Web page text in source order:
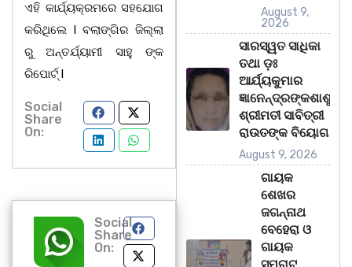
ଏହି କାର୍ଯ୍ୟକ୍ରମରେ ସହଯୋଗ
କରିଥିଲେ l ବଲାଙ୍ଗିର ଜିଲ୍ଲା
ରୁ ଅନ୍ତର୍ଯ୍ୟାମୀ ସାହୁ ଙ୍କ
ରିପୋର୍ଟ୍ l
Social
Share
On:
Social
Share
On:
August 9,
2026
ସାରସ୍ୱତ ସାଧିକା
ତଥା ଡ଼ଃ
ଆର୍ଯ୍ୟକୁମାର
ଜ୍ଞାନେନ୍ଦ୍ରଙ୍କଶାଶୁ
ଶ୍ରୀମତୀ ସାବିତ୍ରୀ
ରାଉତଙ୍କ ବିୟୋଗ
August 9, 2026
ଗାୟକ
ଶେଖର
ଜଗନ୍ନାଥ
ବେହେରା ଓ
ଗାୟକ